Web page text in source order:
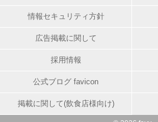
情報セキュリティ方針
広告掲載に関して
採用情報
公式ブログ favicon
掲載に関して(飲食店様向け)